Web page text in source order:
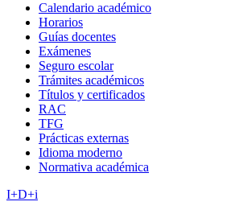
Calendario académico
Horarios
Guías docentes
Exámenes
Seguro escolar
Trámites académicos
Títulos y certificados
RAC
TFG
Prácticas externas
Idioma moderno
Normativa académica
I+D+i